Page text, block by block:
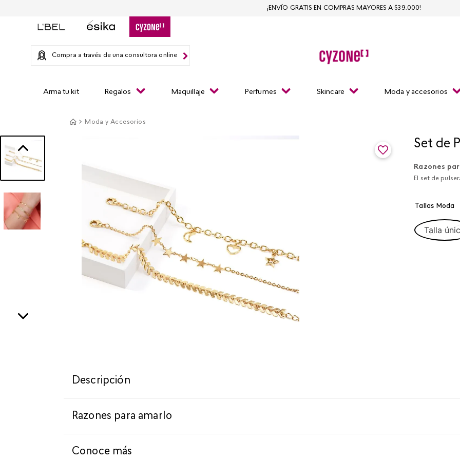
Compra a través de una consultora online
Arma tu kit Regalos Maquillaje Perfumes Skincare Moda y accesorios
¡ENVÍO GRATIS EN COMPRAS MAYORES A $39.000!
Moda y Accesorios
Set de
Razones
El set de
Tallas Moda
Talla
Descripción
Razones para amarlo
Conoce más